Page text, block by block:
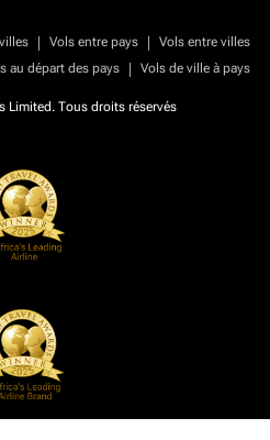
| Vols entre pays |
Vols entre villes
au départ des pays | Vols de ville à pays
Limited. Tous droits réservés